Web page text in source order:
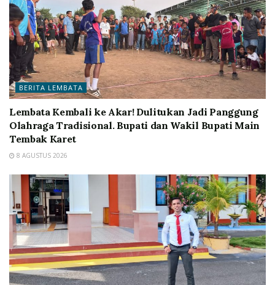
BERITA LEMBATA
Lembata Kembali ke Akar! Dulitukan Jadi Panggung
Olahraga Tradisional. Bupati dan Wakil Bupati Main
Tembak Karet
8 AGUSTUS 2026